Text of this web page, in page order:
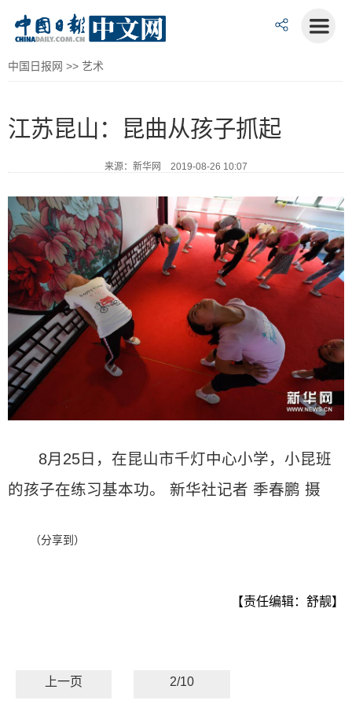
中国日报网 >> 艺术
江苏昆山：昆曲从孩子抓起
来源：新华网 2019-08-26 10:07
8月25日，在昆山市千灯中心小学，小昆班
的孩子在练习基本功。 新华社记者 季春鹏 摄
（分享到）
【责任编辑：舒靓】
上一页 2/10